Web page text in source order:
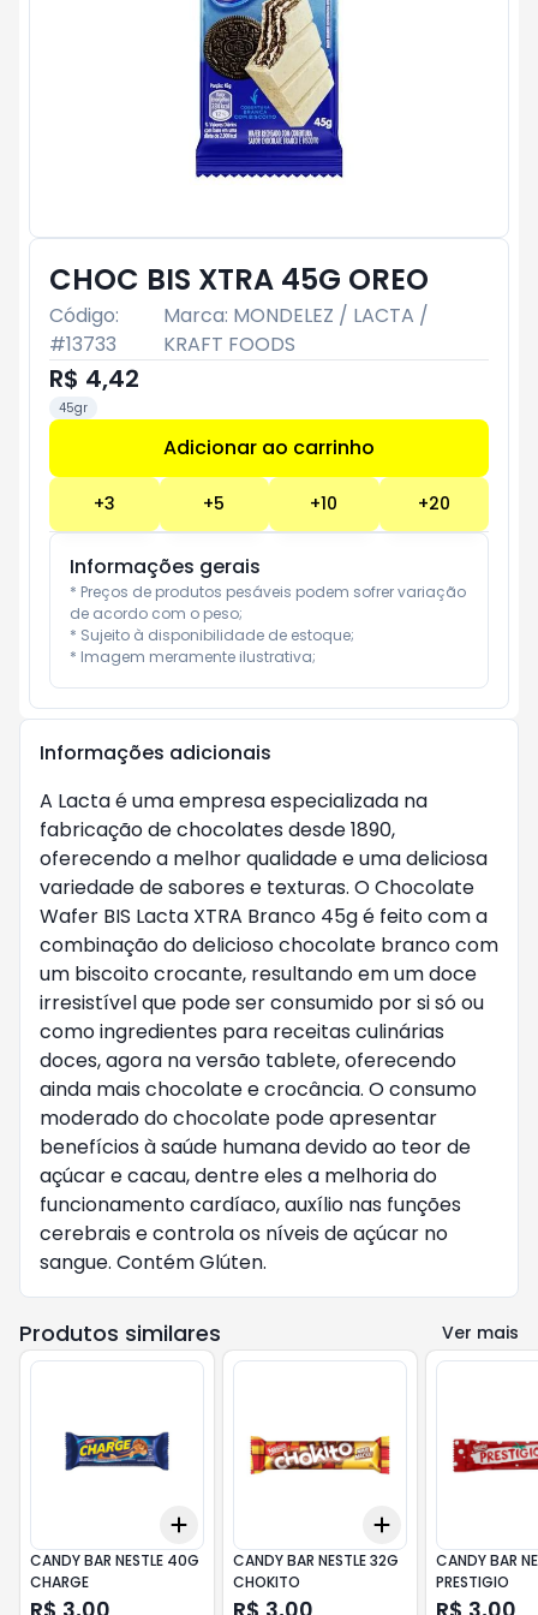
CHOC BIS XTRA 45G OREO
Código:
#13733
Marca: MONDELEZ / LACTA /
KRAFT FOODS
R$ 4,42
45gr
Adicionar ao carrinho
+3 +5 +10 +20
Informações gerais
* Preços de produtos pesáveis podem sofrer variação
de acordo com o peso;
* Sujeito à disponibilidade de estoque;
* Imagem meramente ilustrativa;
Informações adicionais
A Lacta é uma empresa especializada na
fabricação de chocolates desde 1890,
oferecendo a melhor qualidade e uma deliciosa
variedade de sabores e texturas. O Chocolate
Wafer BIS Lacta XTRA Branco 45g é feito com a
combinação do delicioso chocolate branco com
um biscoito crocante, resultando em um doce
irresistível que pode ser consumido por si só ou
como ingredientes para receitas culinárias
doces, agora na versão tablete, oferecendo
ainda mais chocolate e crocância. O consumo
moderado do chocolate pode apresentar
benefícios à saúde humana devido ao teor de
açúcar e cacau, dentre eles a melhoria do
funcionamento cardíaco, auxílio nas funções
cerebrais e controla os níveis de açúcar no
sangue. Contém Glúten.
Produtos similares Ver mais
Add
CANDY BAR NESTLE 40G
CHARGE
Add
CANDY BAR NESTLE 32G
CHOKITO
CANDY BAR
PRESTIGIO